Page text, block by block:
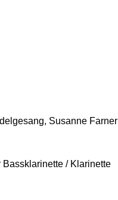
Susanne Farner
/ Klarinette